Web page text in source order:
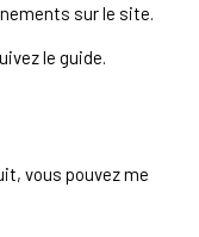
sur le site.
le guide.
vous pouvez me